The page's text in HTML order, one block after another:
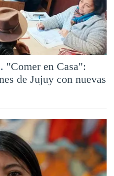
"Comer en Casa":
de Jujuy con nuevas